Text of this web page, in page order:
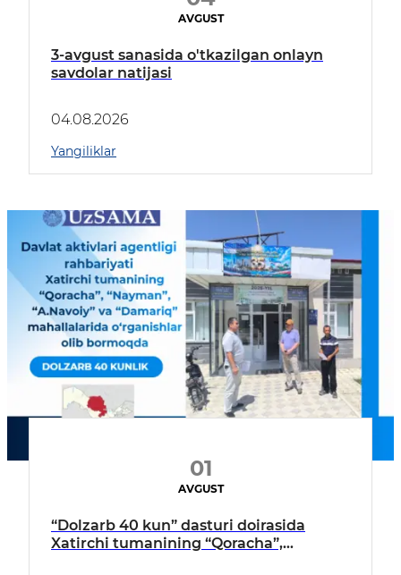
AVGUST
3-avgust sanasida o'tkazilgan onlayn
savdolar natijasi
04.08.2026
Yangiliklar
01
AVGUST
“Dolzarb 40 kun” dasturi doirasida
Xatirchi tumanining “Qoracha”,